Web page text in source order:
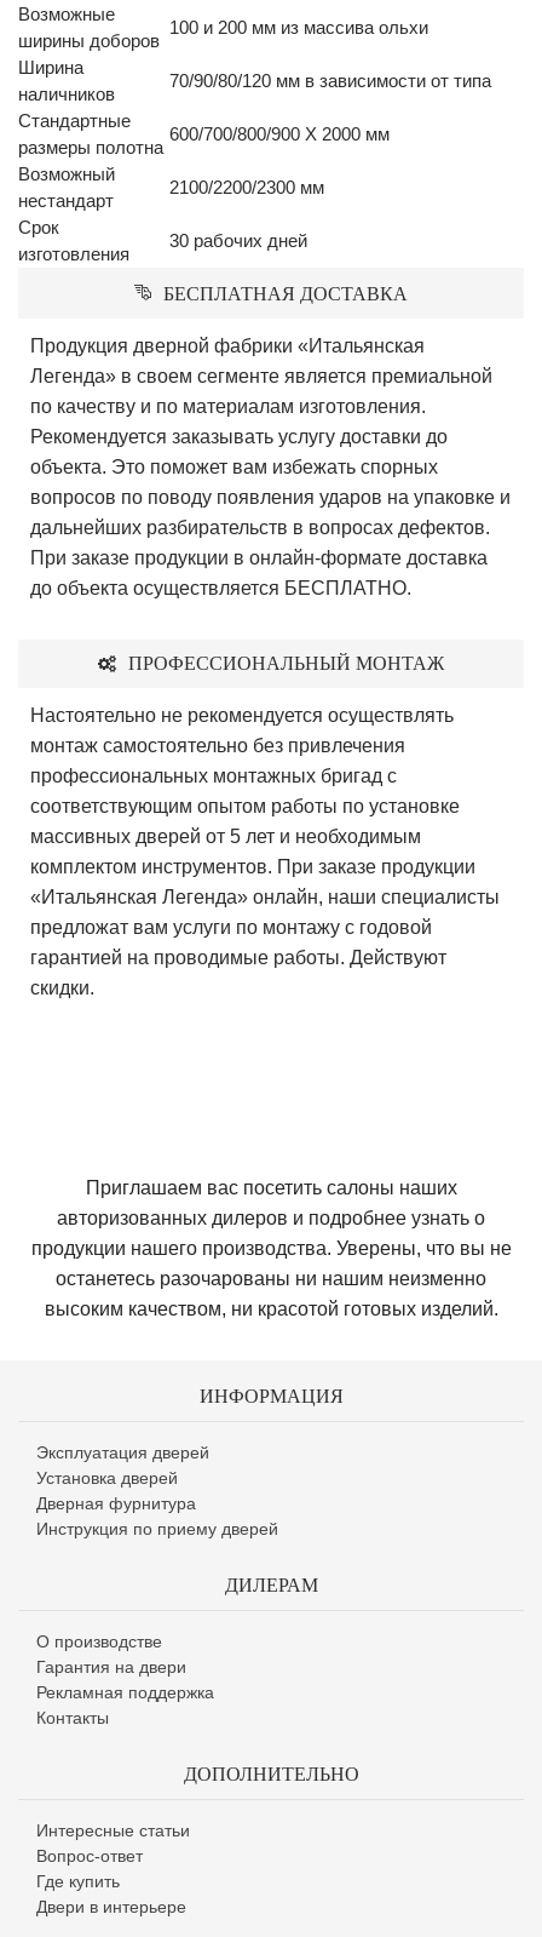
Возможные
ширины доборов
100 и 200 мм из массива ольхи
Ширина
наличников
70/90/80/120 мм в зависимости от типа
Стандартные
размеры полотна
600/700/800/900 Х 2000 мм
Возможный
нестандарт
2100/2200/2300 мм
Срок
изготовления
30 рабочих дней
БЕСПЛАТНАЯ ДОСТАВКА
Продукция дверной фабрики «Итальянская
Легенда» в своем сегменте является премиальной
по качеству и по материалам изготовления.
Рекомендуется заказывать услугу доставки до
объекта. Это поможет вам избежать спорных
вопросов по поводу появления ударов на упаковке и
дальнейших разбирательств в вопросах дефектов.
При заказе продукции в онлайн-формате доставка
до объекта осуществляется БЕСПЛАТНО.
ПРОФЕССИОНАЛЬНЫЙ МОНТАЖ
Настоятельно не рекомендуется осуществлять
монтаж самостоятельно без привлечения
профессиональных монтажных бригад с
соответствующим опытом работы по установке
массивных дверей от 5 лет и необходимым
комплектом инструментов. При заказе продукции
«Итальянская Легенда» онлайн, наши специалисты
предложат вам услуги по монтажу с годовой
гарантией на проводимые работы. Действуют
скидки.
Приглашаем вас посетить салоны наших
авторизованных дилеров и подробнее узнать о
продукции нашего производства. Уверены, что вы не
останетесь разочарованы ни нашим неизменно
высоким качеством, ни красотой готовых изделий.
ИНФОРМАЦИЯ
Эксплуатация дверей
Установка дверей
Дверная фурнитура
Инструкция по приему дверей
ДИЛЕРАМ
О производстве
Гарантия на двери
Рекламная поддержка
Контакты
ДОПОЛНИТЕЛЬНО
Интересные статьи
Вопрос-ответ
Где купить
Двери в интерьере